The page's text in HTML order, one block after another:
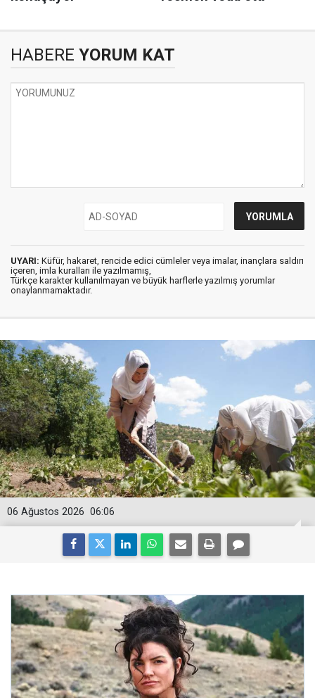
HABERE YORUM KAT
UYARI: Küfür, hakaret, rencide edici cümleler veya imalar, inançlara saldırı
içeren, imla kuralları ile yazılmamış,
Türkçe karakter kullanılmayan ve büyük harflerle yazılmış yorumlar
onaylanmamaktadır.
06:06
06 Ağustos 2026